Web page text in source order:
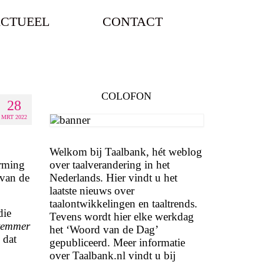
CONTACT
28
MRT 2022
de
COLOFON
Welkom bij Taalbank, hét weblog
over taalverandering in het
Nederlands. Hier vindt u het
laatste nieuws over
taalontwikkelingen en taaltrends.
Tevens wordt hier elke werkdag
het ‘Woord van de Dag’
gepubliceerd. Meer informatie
over Taalbank.nl vindt u bij